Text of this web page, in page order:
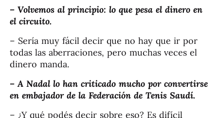
– Volvemos al principio: lo que pesa el dinero en
el circuito.
– Sería muy fácil decir que no hay que ir por
todas las aberraciones, pero muchas veces el
dinero manda.
– A Nadal lo han criticado mucho por convertirse
en embajador de la Federación de Tenis Saudí.
– ¿Y qué podés decir sobre eso? Es difícil